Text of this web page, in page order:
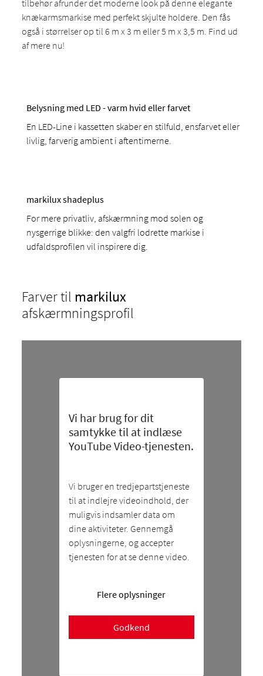
tilbehør afrunder det moderne look på denne elegante
knækarmsmarkise med perfekt skjulte holdere. Den fås
også i størrelser op til 6 m x 3 m eller 5 m x 3,5 m. Find ud
af mere nu!
Belysning med LED - varm hvid eller farvet
En LED-Line i kassetten skaber en stilfuld, ensfarvet eller
livlig, farverig ambient i aftentimerne.
markilux shadeplus
For mere privatliv, afskærmning mod solen og
nysgerrige blikke: den valgfri lodrette markise i
udfaldsprofilen vil inspirere dig.
Farver til markilux
afskærmningsprofil
Vi har brug for dit
samtykke til at indlæse
YouTube Video-tjenesten.
Vi bruger en tredjepartstjeneste
til at indlejre videoindhold, der
muligvis indsamler data om
dine aktiviteter. Gennemgå
oplysningerne, og accepter
tjenesten for at se denne video.
Flere oplysninger
Godkend